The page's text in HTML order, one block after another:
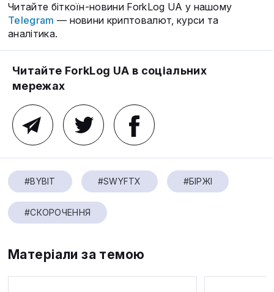
Читайте біткоїн-новини ForkLog UA у нашому
Telegram — новини криптовалют, курси та
аналітика.
Читайте ForkLog UA в соціальних
мережах
#BYBIT #SWYFTX #БІРЖІ
#СКОРОЧЕННЯ
Матеріали за темою